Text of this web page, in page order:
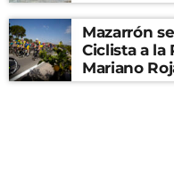
Mazarrón
Ciclista a la
Mariano